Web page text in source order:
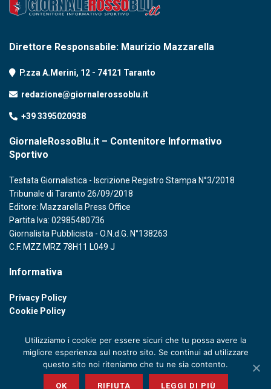
Direttore Responsabile: Maurizio Mazzarella
P.zza A.Merini, 12 - 74121 Taranto
redazione@giornalerossoblu.it
+39 3395020938
GiornaleRossoBlu.it – Contenitore Informativo
Sportivo
Testata Giornalistica - Iscrizione Registro Stampa N°3/2018
Tribunale di Taranto 26/09/2018
Editore: Mazzarella Press Office
Partita Iva: 02985480736
Giornalista Pubblicista - O.N.d.G. N°138263
C.F. MZZ MRZ 78H11 L049 J
Informativa
Privacy Policy
Cookie Policy
© 2020 GIORNALE ROSSOBLU - P. IVA 02985480736
Utilizziamo i cookie per essere sicuri che tu possa avere la
migliore esperienza sul nostro sito. Se continui ad utilizzare
questo sito noi riteniamo che tu ne sia contento.
OK RIFIUTA LEGGI DI PIÙ